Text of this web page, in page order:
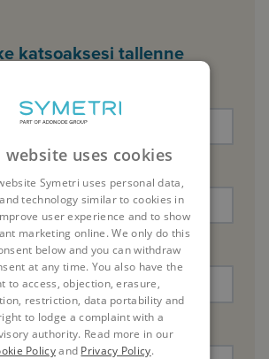
katsoaksesi tallenne
website uses cookies
Symetri uses personal data,
technology similar to cookies in
user experience and to show
marketing online. We only do this
below and you can withdraw
at any time. You also have the
to access, objection, erasure,
restriction, data portability and
to lodge a complaint with a
authority. Read more in our
Policyand Privacy Policy.